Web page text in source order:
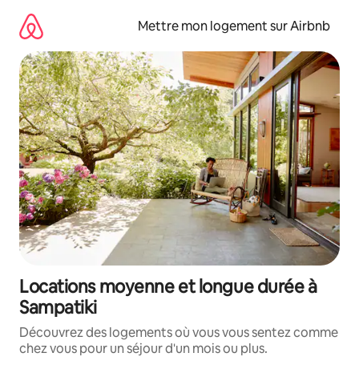
directement
contenu
Mettre mon logement sur Airbnb
Locations moyenne et longue durée à
Sampatiki
Découvrez des logements où vous vous sentez comme
chez vous pour un séjour d'un mois ou plus.